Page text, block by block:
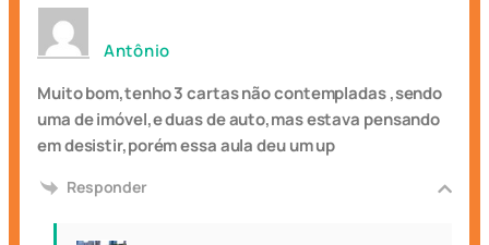
Antônio
Muito bom,tenho 3 cartas não contempladas ,sendo
uma de imóvel,e duas de auto,mas estava pensando
em desistir,porém essa aula deu um up
Responder